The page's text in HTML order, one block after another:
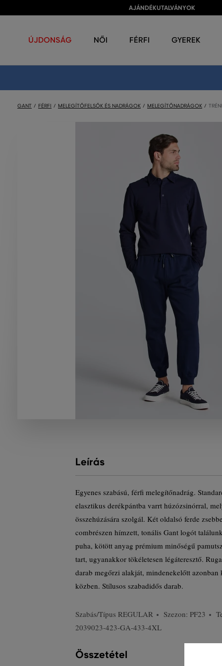
AJÁNDÉKUTALVÁNYOK
ÚJDONSÁG NŐI FÉRFI GYEREK
GANT FÉRFI MELEGÍTŐFELSŐK ÉS NADRÁGOK MELEGÍTŐNADRÁGOK
Leírás
Egyenes szabású, férfi melegítőnadrág.
elasztikus derékpántba varrt húzózsinórral,
összehúzására szolgál. Két oldalsó ferde
combrészen hímzett, tonális Gant logót
puha, kötött anyag prémium minőségű
tart, ugyanakkor tökéletesen légáteresztő.
darab megőrzi alakját, mindenekelőtt azonban
közben. Stílusos szabadidős darab.
Szabás/Típus REGULAR Szezon: PF23
2039023-423-GA-433-4XL
Összetétel